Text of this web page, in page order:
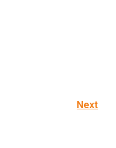
Next